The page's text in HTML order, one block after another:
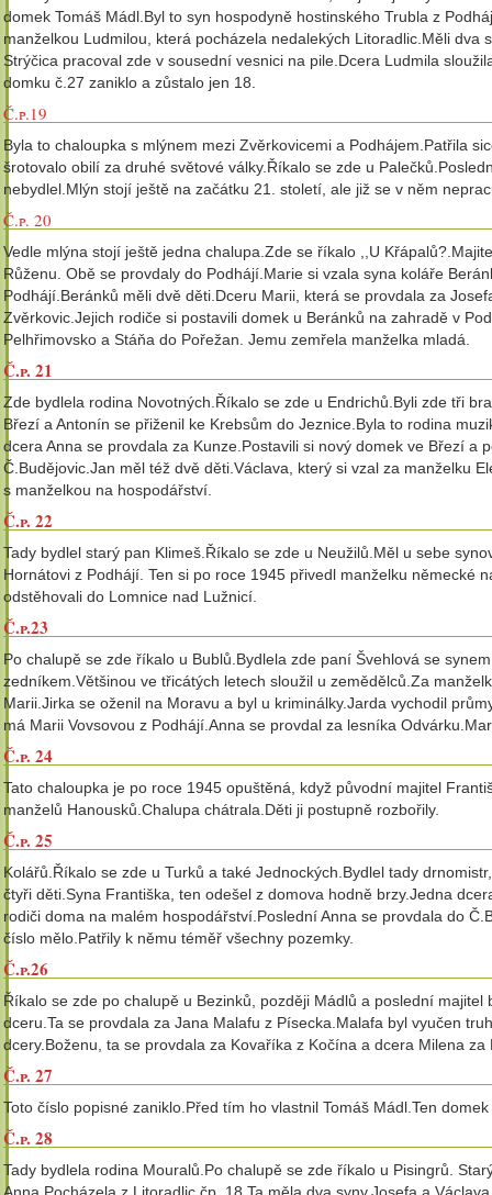
domek Tomáš Mádl.Byl to syn hospodyně hostinského Trubla z
manželkou Ludmilou, která pocházela nedalekých Litoradlic.Měli
Strýčica pracoval zde v sousední vesnici na pile.Dcera Ludmila
domku č.27 zaniklo a zůstalo jen 18.
Č.p.19
Byla to chaloupka s mlýnem mezi Zvěrkovicemi a Podhájem.Patřila
šrotovalo obilí za druhé světové války.Říkalo se zde u
nebydlel.Mlýn stojí ještě na začátku 21. století, ale již se v něm
Č.p. 20
Vedle mlýna stojí ještě jedna chalupa.Zde se říkalo ,,U
Růženu. Obě se provdaly do Podhájí.Marie si vzala syna koláře
Podhájí.Beránků měli dvě děti.Dceru Marii, která se provdala za
Zvěrkovic.Jejich rodiče si postavili domek u Beránků na zahradě v
Pelhřimovsko a Stáňa do Pořežan. Jemu zemřela manželka mladá.
Č.p. 21
Zde bydlela rodina Novotných.Říkalo se zde u Endrichů.Byli zde tři
Březí a Antonín se přiženil ke Krebsům do Jeznice.Byla to rodina
dcera Anna se provdala za Kunze.Postavili si nový domek ve Březí
Č.Budějovic.Jan měl též dvě děti.Václava, který si vzal za manželku
s manželkou na hospodářství.
Č.p. 22
Tady bydlel starý pan Klimeš.Říkalo se zde u Neužilů.Měl u sebe
Hornátovi z Podhájí. Ten si po roce 1945 přivedl manželku německé
odstěhovali do Lomnice nad Lužnicí.
Č.p.23
Po chalupě se zde říkalo u Bublů.Bydlela zde paní Švehlová se
zedníkem.Většinou ve třicátých letech sloužil u zemědělců.Za
Marii.Jirka se oženil na Moravu a byl u kriminálky.Jarda vychodil
má Marii Vovsovou z Podhájí.Anna se provdal za lesníka
Č.p. 24
Tato chaloupka je po roce 1945 opuštěná, když původní majitel
manželů Hanousků.Chalupa chátrala.Děti ji postupně rozbořily.
Č.p. 25
Kolářů.Říkalo se zde u Turků a také Jednockých.Bydlel tady
čtyři děti.Syna Františka, ten odešel z domova hodně brzy.Jedna
rodiči doma na malém hospodářství.Poslední Anna se provdala do
číslo mělo.Patřily k němu téměř všechny pozemky.
Č.p.26
Říkalo se zde po chalupě u Bezinků, později Mádlů a poslední
dceru.Ta se provdala za Jana Malafu z Písecka.Malafa byl vyučen
dcery.Boženu, ta se provdala za Kovaříka z Kočína a dcera Milena
Č.p. 27
Toto číslo popisné zaniklo.Před tím ho vlastnil Tomáš Mádl.Ten
Č.p. 28
Tady bydlela rodina Mouralů.Po chalupě se zde říkalo u Pisingrů.